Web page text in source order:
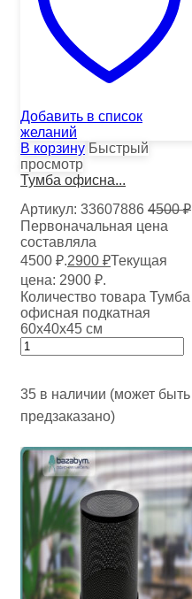
Добавить в список
желаний
В корзину Быстрый
просмотр
Тумба офисна...
Артикул: 33607886 4500₽
Первоначальная цена
составляла
4500 ₽.2900 ₽Текущая
цена: 2900 ₽.
Количество товара Тумба
офисная подкатная
60х40х45 см
35 в наличии (может быть
предзаказано)